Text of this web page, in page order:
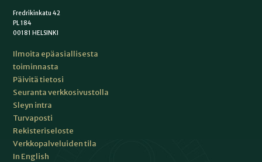
Fredrikinkatu 42
PL 184
00181 HELSINKI
Ilmoita epäasiallisesta
toiminnasta
Päivitä tietosi
Seuranta verkkosivustolla
Sleyn intra
Turvaposti
Rekisteriseloste
Verkkopalveluiden tila
In English